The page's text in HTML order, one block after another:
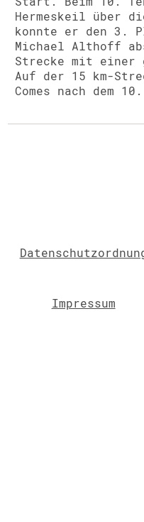
Hermeskeil über
konnte er den 3.
Michael Althoff
Strecke mit einer
Auf der 15 km-
Comes nach dem
Impressum